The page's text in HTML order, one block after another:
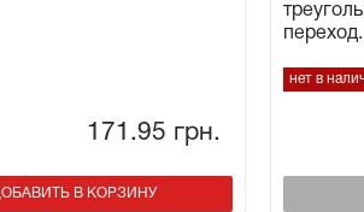
171.95 грн.
В КОРЗИНУ
нет в